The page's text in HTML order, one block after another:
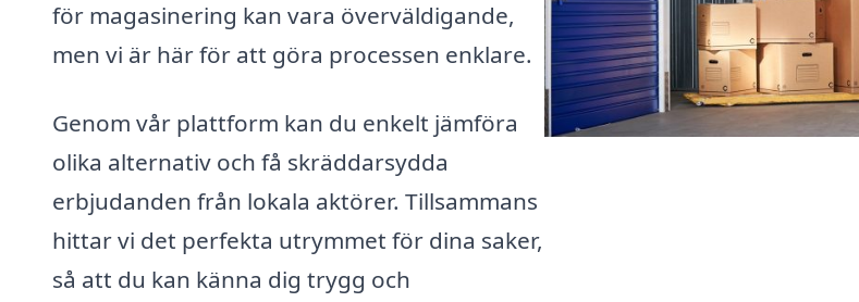
för magasinering kan vara överväldigande,
men vi är här för att göra processen enklare.
Genom vår plattform kan du enkelt jämföra
olika alternativ och få skräddarsydda
erbjudanden från lokala aktörer. Tillsammans
hittar vi det perfekta utrymmet för dina saker,
så att du kan känna dig trygg och